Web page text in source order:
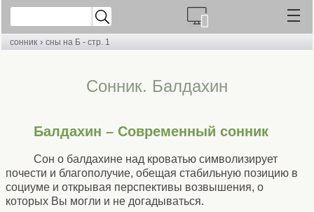
сонник › сны на Б - стр. 1
Сонник. Балдахин
Балдахин – Современный сонник
Сон о балдахине над кроватью символизирует
почести и благополучие, обещая стабильную позицию в
социуме и открывая перспективы возвышения, о
которых Вы могли и не догадываться.